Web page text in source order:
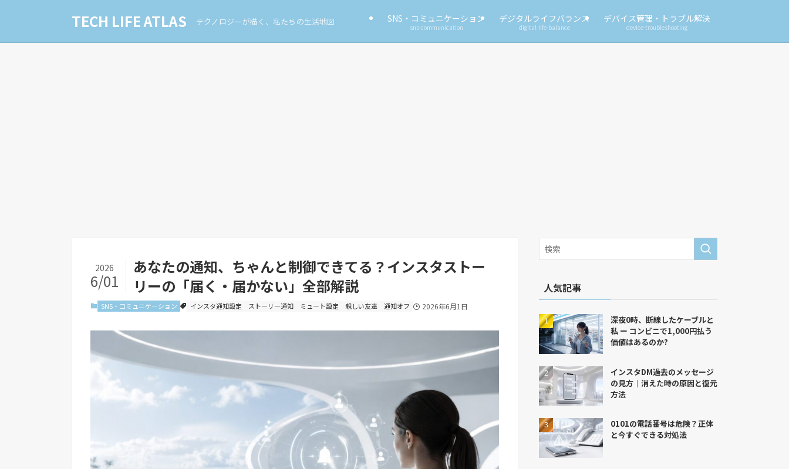
TECH LIFE ATLAS テクノロジーが描く、私たちの生活地図 SNS・コミュニケーション
sns-communication
デジタルライフバランス
digital-life-balance
デバイス管理・トラブル解決
device-troubleshooting
あなたの通知、ちゃんと制御できてる？インスタストー
リーの「届く・届かない」全部解説
2026
6/01
SNS・コミュニケーション インスタ通知設定 ストーリー通知 ミュート設定 親しい友達 通知オフ 2026年6月1日
人気記事
深夜0時、断線したケーブルと
私 ー コンビニで1,000円払う
価値はあるのか?
インスタDM過去のメッセージ
の見方｜消えた時の原因と復元
方法
0101の電話番号は危険？正体
と今すぐできる対処法